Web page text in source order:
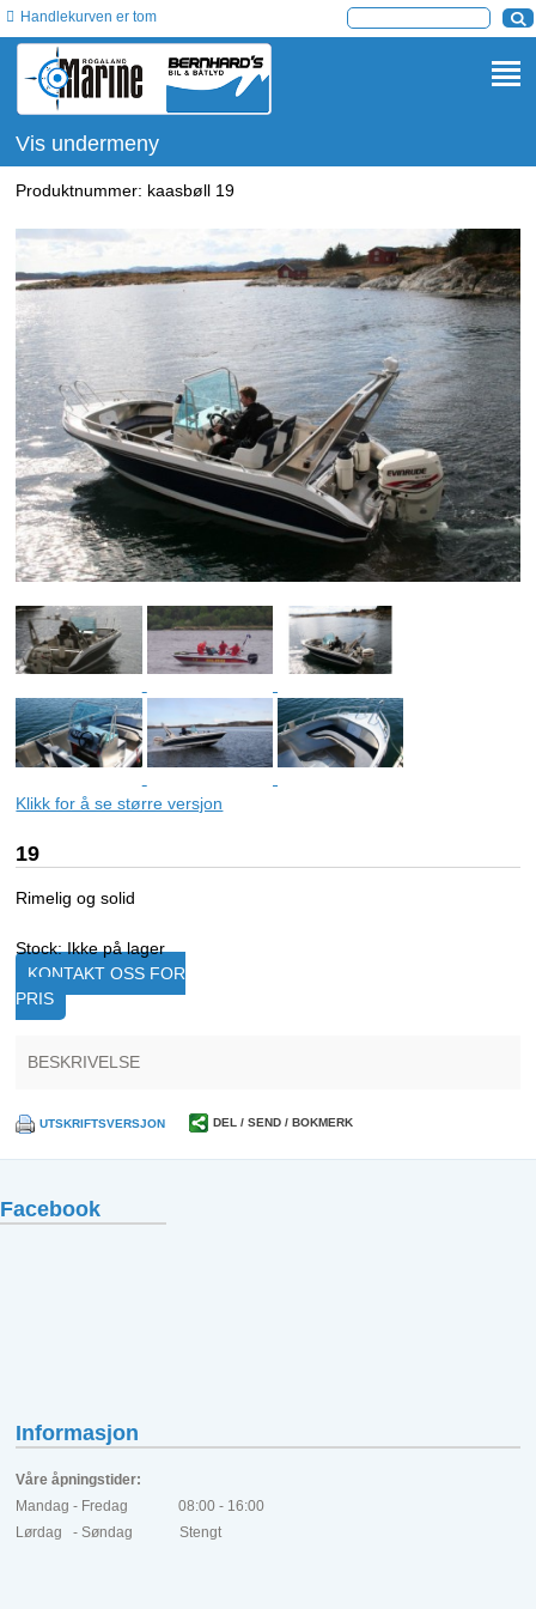
Handlekurven er tom
Vis undermeny
Produktnummer: kaasbøll 19
Klikk for å se større versjon
19
Rimelig og solid
Stock: Ikke på lager
KONTAKT OSS FOR
PRIS
BESKRIVELSE
UTSKRIFTSVERSJON DEL / SEND / BOKMERK
Facebook
Informasjon
Våre åpningstider:
Mandag - Fredag 08:00 - 16:00
Lørdag - Søndag Stengt